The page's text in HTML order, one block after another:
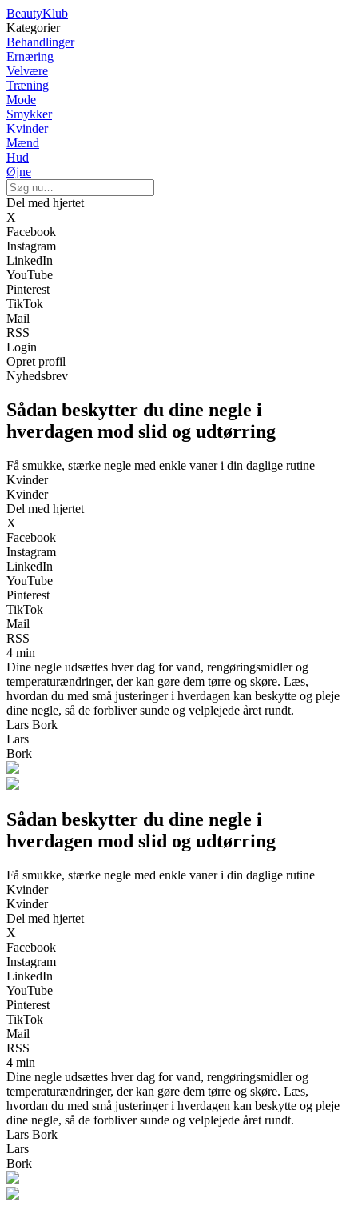
BeautyKlub
Kategorier
Behandlinger
Ernæring
Velvære
Træning
Mode
Smykker
Kvinder
Mænd
Hud
Øjne
Del med hjertet
X
Facebook
Instagram
LinkedIn
YouTube
Pinterest
TikTok
Mail
RSS
Login
Opret profil
Nyhedsbrev
Sådan beskytter du dine negle i
hverdagen mod slid og udtørring
Få smukke, stærke negle med enkle vaner i din daglige rutine
Kvinder
Kvinder
Del med hjertet
X
Facebook
Instagram
LinkedIn
YouTube
Pinterest
TikTok
Mail
RSS
4 min
Dine negle udsættes hver dag for vand, rengøringsmidler og
temperaturændringer, der kan gøre dem tørre og skøre. Læs,
hvordan du med små justeringer i hverdagen kan beskytte og pleje
dine negle, så de forbliver sunde og velplejede året rundt.
Lars Bork
Lars
Bork
Sådan beskytter du dine negle i
hverdagen mod slid og udtørring
Få smukke, stærke negle med enkle vaner i din daglige rutine
Kvinder
Kvinder
Del med hjertet
X
Facebook
Instagram
LinkedIn
YouTube
Pinterest
TikTok
Mail
RSS
4 min
Dine negle udsættes hver dag for vand, rengøringsmidler og
temperaturændringer, der kan gøre dem tørre og skøre. Læs,
hvordan du med små justeringer i hverdagen kan beskytte og pleje
dine negle, så de forbliver sunde og velplejede året rundt.
Lars Bork
Lars
Bork